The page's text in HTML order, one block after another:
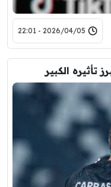
2026/04/05 - 22:01
الكبير